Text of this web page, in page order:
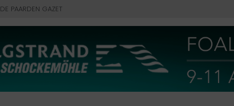
DE PAARDEN GAZET